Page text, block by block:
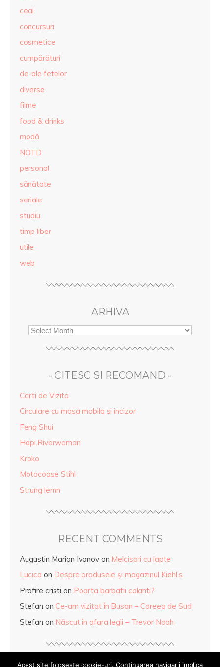
ceai
concursuri
cosmetice
cumpărături
de-ale fetelor
diverse
filme
food & drinks
modă
NOTD
personal
sănătate
seriale
studiu
timp liber
utile
web
ARHIVA
- CITESC SI RECOMAND -
Carti de Vizita
Circulare cu masa mobila si incizor
Feng Shui
Hapi.Riverwoman
Kroko
Motocoase Stihl
Strung lemn
RECENT COMMENTS
Augustin Marian Ivanov on Melcisori cu lapte
Lucica on Despre produsele și magazinul Kiehl’s
Profire cristi on Poarta barbatii colanti?
Stefan on Ce-am vizitat în Busan – Coreea de Sud
Stefan on Născut în afara legii – Trevor Noah
Acest site foloseste cookie-uri. Continuarea navigarii implica